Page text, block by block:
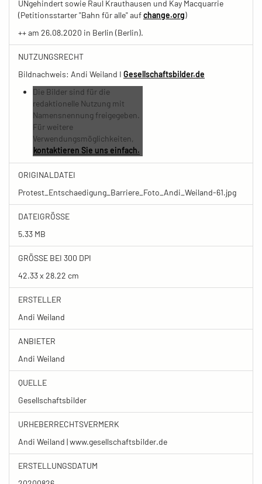
UNgehindert sowie Raul Krauthausen und Kay Macquarrie
(Petitionsstarter "Bahn für alle" aufchange.org)
++ am 26.08.2020 in Berlin (Berlin).
NUTZUNGSRECHT
Bildnachweis: Andi Weiland I Gesellschaftsbilder.de
Die Bilder sind für die
redaktionelle Nutzung mit
Namensnennung freigegeben.
Für weitere
Verwendungsmöglichkeiten,
kontaktieren Sie uns einfach.
ORIGINALDATEI
Protest_Entschaedigung_Barriere_Foto_Andi_Weiland-61.jpg
DATEIGRÖSSE
5.33 MB
GRÖSSE BEI 300 DPI
42.33 x 28.22 cm
ERSTELLER
Andi Weiland
ANBIETER
Andi Weiland
QUELLE
Gesellschaftsbilder
URHEBERRECHTSVERMERK
Andi Weiland | www.gesellschaftsbilder.de
ERSTELLUNGSDATUM